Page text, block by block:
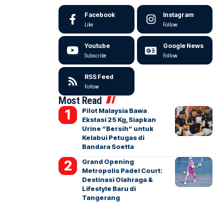
Facebook
Like
Instagram
Follow
Youtube
Subscribe
Google News
Follow
RSS Feed
Follow
Most Read
Pilot Malaysia Bawa
Ekstasi 25 Kg, Siapkan
Urine “Bersih” untuk
Kelabui Petugas di
Bandara Soetta
Grand Opening
Metropolis Padel Court:
Destinasi Olahraga &
Lifestyle Baru di
Tangerang